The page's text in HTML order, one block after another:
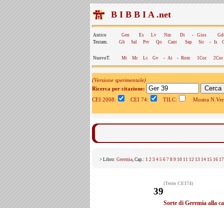
B I B B I A .net
Antico Gen Es Lv Nm Dt - Gios
Testam.
Gb Sal Prv Qo Cant Sap Sir - Is
NuovoT. Mt Mc Lc Gv - At - Rom 1Cor 2Cor
(Versione sperimentale)
Ricerca per citazione:
CEI 2008:
CEI 74: TILC: Mostra
> Libro: Geremia, Cap.: 1 2 3 4 5 6 7 8 9 10 11 12 13 14 15 16 17
(Testo CEI74)
39
Sorte di Geremia alla